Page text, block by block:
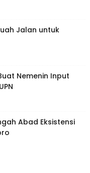
Jalan untuk
Nemenin Input
Abad Eksistensi